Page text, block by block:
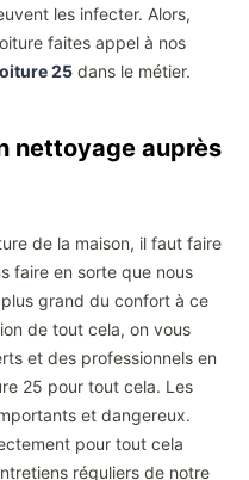
les infecter. Alors,
faites appel à nos
25 dans le métier.
nettoyage auprès
de la maison, il faut faire
faire en sorte que nous
grand du confort à ce
de tout cela, on vous
et des professionnels en
25 pour tout cela. Les
et dangereux.
pour tout cela
réguliers de notre